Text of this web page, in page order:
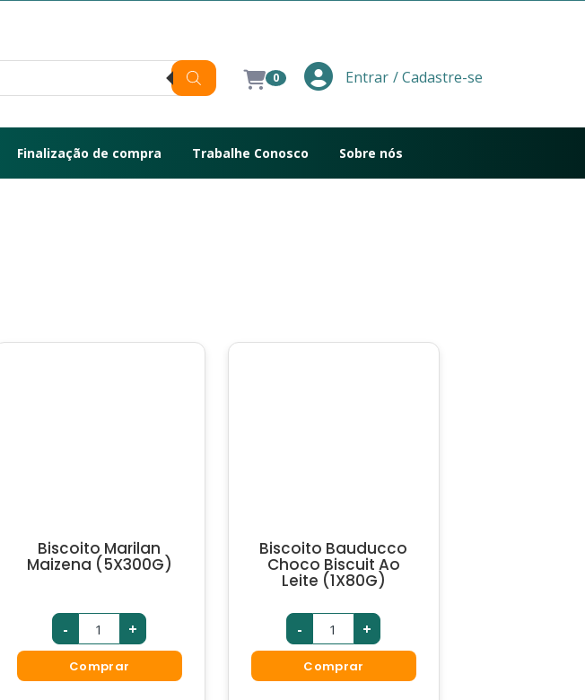
0 Entrar / Cadastre-se
Finalização de compra Trabalhe Conosco Sobre nós
Biscoito Marilan
Maizena (5X300G)
- +
Comprar
Biscoito Bauducco
Choco Biscuit Ao
Leite (1X80G)
- +
Comprar